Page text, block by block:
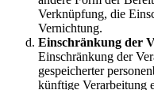
Verknüpfung, die
Vernichtung.
Einschränkung der
Einschränkung der
gespeicherter
künftige Verarbeitung